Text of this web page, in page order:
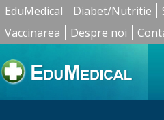
EduMedical Diabet/Nutritie
Vaccinarea
Despre noi